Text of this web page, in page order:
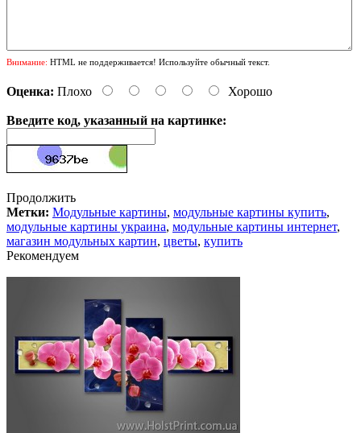
Внимание: HTML не поддерживается! Используйте обычный текст.
Оценка: Плохо Хорошо
Введите код, указанный на картинке:
Продолжить
Метки: Модульные картины, модульные картины купить,
модульные картины украина, модульные картины интернет,
магазин модульных картин, цветы, купить
Рекомендуем